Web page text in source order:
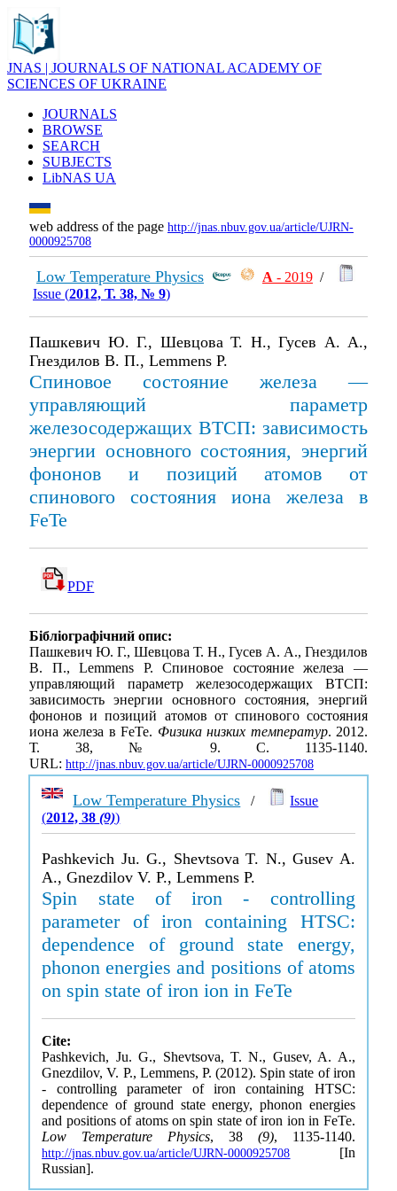
JNAS | JOURNALS OF NATIONAL ACADEMY OF
SCIENCES OF UKRAINE
JOURNALS
BROWSE
SEARCH
SUBJECTS
LibNAS UA
web address of the page http://jnas.nbuv.gov.ua/article/UJRN-
0000925708
Low Temperature Physics А - 2019 /
Issue (2012, Т. 38, № 9)
Пашкевич Ю. Г., Шевцова Т. Н., Гусев А. А.,
Гнездилов В. П., Lemmens P.
Спиновое состояние железа —
управляющий параметр
железосодержащих ВТСП: зависимость
энергии основного состояния, энергий
фононов и позиций атомов от
спинового состояния иона железа в
FeTe
PDF
Бібліографічний опис:
Пашкевич Ю. Г., Шевцова Т. Н., Гусев А. А., Гнездилов
В. П., Lemmens P. Спиновое состояние железа —
управляющий параметр железосодержащих ВТСП:
зависимость энергии основного состояния, энергий
фононов и позиций атомов от спинового состояния
иона железа в FeTe. Физика низких температур. 2012.
Т. 38, № 9. С. 1135-1140.
URL: http://jnas.nbuv.gov.ua/article/UJRN-0000925708
Low Temperature Physics /
Issue
(2012, 38(9))
Pashkevich Ju. G., Shevtsova T. N., Gusev A.
A., Gnezdilov V. P., Lemmens P.
Spin state of iron - controlling
parameter of iron containing HTSC:
dependence of ground state energy,
phonon energies and positions of atoms
on spin state of iron ion in FeTe
Cite:
Pashkevich, Ju. G., Shevtsova, T. N., Gusev, A. A.,
Gnezdilov, V. P., Lemmens, P. (2012). Spin state of iron
- controlling parameter of iron containing HTSC:
dependence of ground state energy, phonon energies
and positions of atoms on spin state of iron ion in FeTe.
Low Temperature Physics, 38 (9), 1135-1140.
http://jnas.nbuv.gov.ua/article/UJRN-0000925708 [In
Russian].